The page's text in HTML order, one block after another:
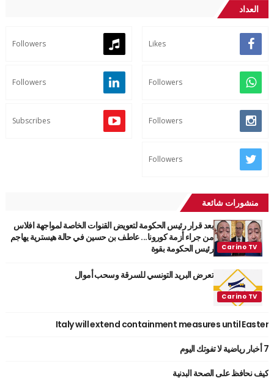
العداد
Likes
Followers
Followers
Followers
Followers
Subscribes
Followers
منشورات شائعة
بعد قرار رئيس الحكومة لتعويض القنوات الخاصة لمواجهة افلاس
من جراء أزمة كورونا... عاطف بن حسين في حالة هيسترية يهاجم
رئيس الحكومة بقوة
تعرض البريد التونسي للسرقة وسحب أموال
Italy will extend containment measures until Easter
7 أخبار رياضية لا تفوتك اليوم
كيف نحافظ على الصحة البدنية